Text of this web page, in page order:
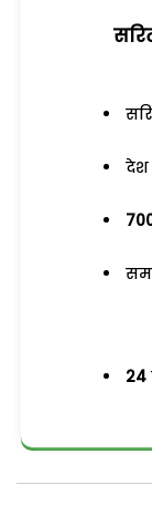
देश
24